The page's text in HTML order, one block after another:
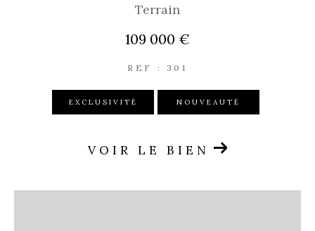
Terrain
109 000 €
REF : 301
EXCLUSIVITÉ NOUVEAUTÉ
VOIR LE BIEN